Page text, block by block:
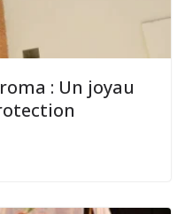
: Un joyau